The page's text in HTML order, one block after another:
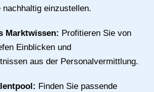
nachhaltig einzustellen.
Marktwissen: Profitieren Sie von
Einblicken und
aus der Personalvermittlung.
Finden Sie passende